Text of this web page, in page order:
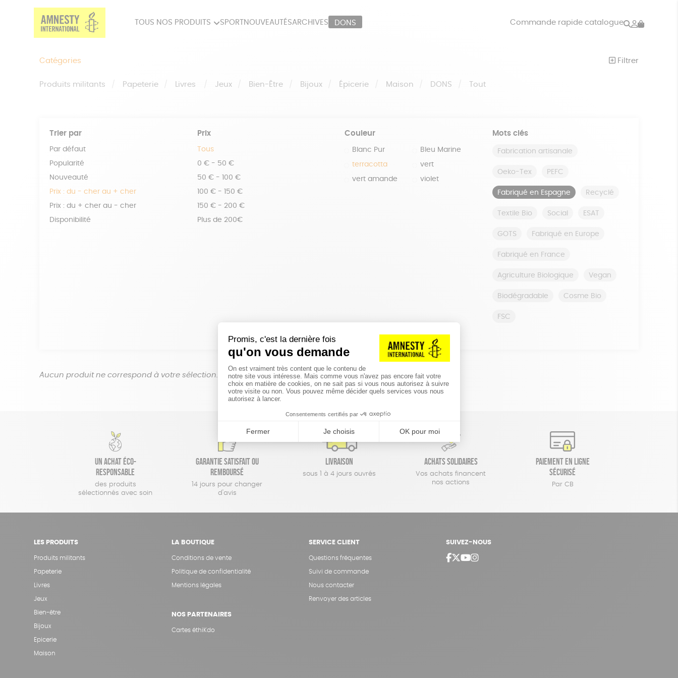
TOUS NOS PRODUITS SPORT NOUVEAUTÉSARCHIVES DONS Commande rapide catalogue Rechercher
Mon
Catégories Filtrer
Produits militants Papeterie Livres Jeux Bien-Être Bijoux Épicerie Maison DONS Tout
Trier par
Par défaut
Popularité
Nouveauté
Prix : du - cher au + cher
Prix : du + cher au - cher
Disponibilité
Prix
Tous
0 € - 50 €
50 € - 100 €
100 € - 150 €
150 € - 200 €
Plus de 200€
Couleur
Blanc Pur Bleu Marine
terracotta vert
vert amande violet
Mots clés
Fabrication artisanale
Oeko-Tex PEFC
Fabriqué en Espagne Recyclé
Textile Bio Social ESAT
GOTS Fabriqué en Europe
Fabriqué en France
Agriculture Biologique Vegan
Biodégradable Cosme Bio
FSC
Aucun produit ne correspond à votre sélection.
Un achat éco-
responsable
des produits
sélectionnés avec soin
Garantie satisfait ou
remboursé
14 jours pour changer
d'avis
Livraison
sous 1 à 4 jours ouvrés
Achats solidaires
Vos achats financent
nos actions
Paiement en ligne
sécurisé
Par CB
LES PRODUITS
Produits militants
Papeterie
Livres
Jeux
Bien-être
Bijoux
Epicerie
Maison
LA BOUTIQUE
Conditions de vente
Politique de confidentialité
Mentions légales
NOS PARTENAIRES
Cartes éthiKdo
SERVICE CLIENT
Questions fréquentes
Suivi de commande
Nous contacter
Renvoyer des articles
SUIVEZ-NOUS